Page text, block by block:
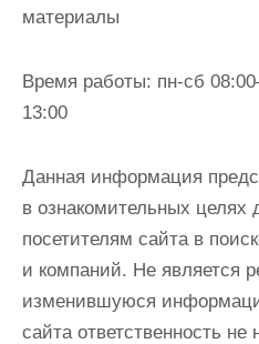
материалы
Время работы: пн-сб
13:00
Данная информация
в ознакомительных
посетителям сайта в
и компаний. Не является
изменившуюся
сайта ответственность не